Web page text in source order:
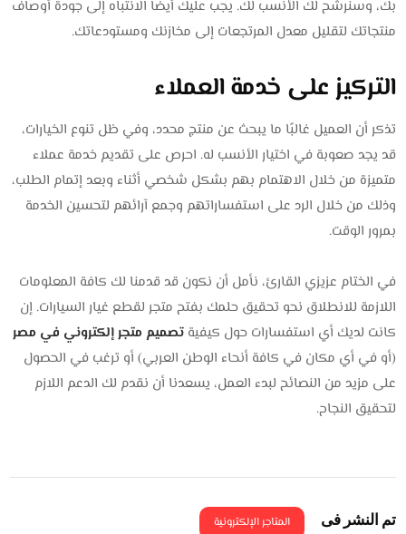
بك، وسنرشح لك الأنسب لك. يجب عليك أيضًا الانتباه إلى جودة أوصاف
منتجاتك لتقليل معدل المرتجعات إلى مخازنك ومستودعاتك.
التركيز على خدمة العملاء
تذكر أن العميل غالبًا ما يبحث عن منتج محدد، وفي ظل تنوع الخيارات،
قد يجد صعوبة في اختيار الأنسب له. احرص على تقديم خدمة عملاء
متميزة من خلال الاهتمام بهم بشكل شخصي أثناء وبعد إتمام الطلب،
وذلك من خلال الرد على استفساراتهم وجمع آرائهم لتحسين الخدمة
بمرور الوقت.
في الختام عزيزي القارئ، نأمل أن نكون قد قدمنا لك كافة المعلومات
اللازمة للانطلاق نحو تحقيق حلمك بفتح متجر لقطع غيار السيارات. إن
كانت لديك أي استفسارات حول كيفيةتصميم متجر إلكتروني في مصر
(أو في أي مكان في كافة أنحاء الوطن العربي) أو ترغب في الحصول
على مزيد من النصائح لبدء العمل، يسعدنا أن نقدم لك الدعم اللازم
لتحقيق النجاح.
تم النشر فى المتاجر الإلكترونية